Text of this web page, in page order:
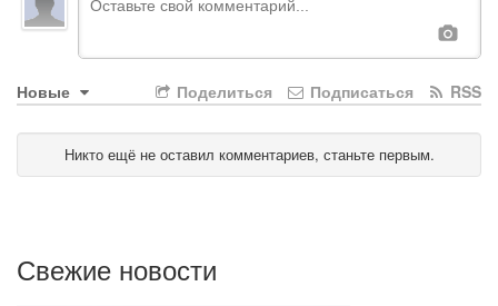
Новые RSS
Подписаться
Поделиться
Никто ещё не оставил комментариев, станьте первым.
Свежие новости